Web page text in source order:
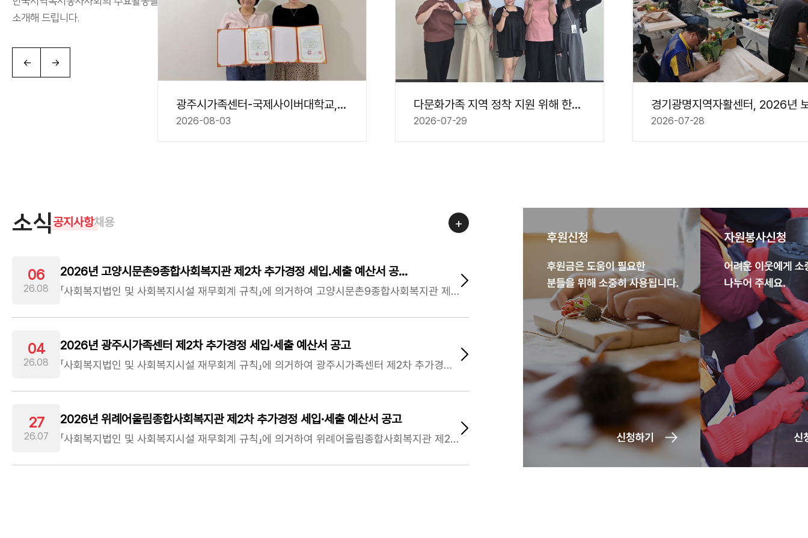
소개해 드립니다.
← →
광주시가족센터-국제사이버대학교, 지역사회 ..
2026-08-03
다문화가족 지역 정착 지원 위해 한자리에…..
2026-07-29 2026-07-28
소식공지사항채용 +
06
26.08
2026년 고양시문촌9종합사회복지관 제2차 추가경정 세입.세출 예산서 공…
​「사회복지법인 및 사회복지시설 재무회계 규칙」에 의거하여 고양시문촌9종합사회복지관 제2차 추가경정 세입˙​세출 예산을 다음과 같이 공고합니다.
04
26.08
2026년 광주시가족센터 제2차 추가경정 세입·세출 예산서 공고
​「사회복지법인 및 사회복지시설 재무회계 규칙」에 의거하여 광주시가족센터 제2차 추가경정 세입˙​세출 예산을 다음과 같이 공고합니다.
27
26.07
2026년 위례어울림종합사회복지관 제2차 추가경정 세입·세출 예산서 공고
​「사회복지법인 및 사회복지시설 재무회계 규칙」에 의거하여 위례어울림종합사회복지관 제2차 추가경정 세입˙​세출 예산을 다음과 같이 공고합니다.